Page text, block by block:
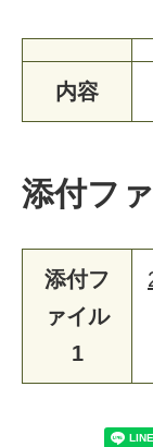
内容
添付フ
添付フ
ァイル
1